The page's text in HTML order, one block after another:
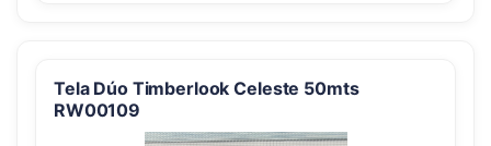
Tela Dúo Timberlook Celeste 50mts
RW00109